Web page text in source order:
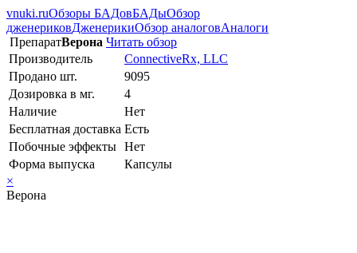
vnuki.ruОбзоры БАДовБАДыОбзор
дженериковДженерикиОбзор аналоговАналоги
ПрепаратВерона Читать обзор
Производитель
ConnectiveRx, LLC
Продано шт.
9095
Дозировка в мг.
4
Наличие
Нет
Бесплатная доставка Есть
Побочные эффекты Нет
Форма выпуска
Капсулы
×
Верона